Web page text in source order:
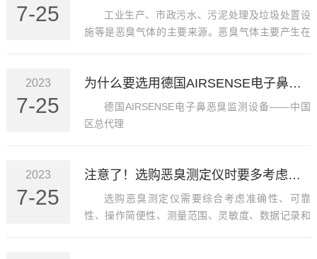
7-25
工业生产、市政污水、污泥处理及垃圾处置设
施等是恶臭气体的主要来源。恶臭气体主要产生在
水干化、转运等处，垃圾处理过程中的堆肥处理、
填埋、焚烧、转运等处，以及化学制药、橡胶塑
料、油漆涂料、印染皮革、牲畜养殖和发酵制药等
2023
7-25
为什么要选用德国AIRSENSE电子鼻恶臭监测设备
德国AIRSENSE电子鼻恶臭监测设备——中国
区总代理
2023
7-25
注意了！选购恶臭测定仪时要多考虑这些方面
选购恶臭测定仪需要综合考虑准确性、可靠
性、操作简便性、测量范围、灵敏度、数据记录和